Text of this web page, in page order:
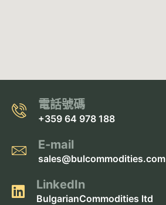
電話號碼
+359 64 978 188
E-mail
sales@bulcommodities.com
LinkedIn
BulgarianCommodities ltd